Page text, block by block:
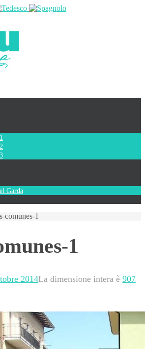
Garda
comunes-1
1
2014La dimensione intera è 907